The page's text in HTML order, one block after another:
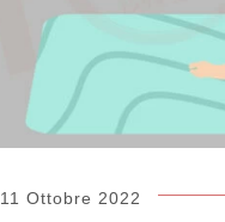
11 Ottobre 2022